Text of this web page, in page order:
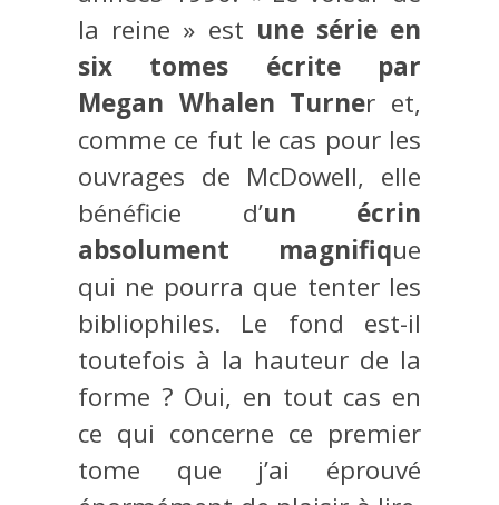
la reine » est une série en
six tomes écrite par
Megan Whalen Turner et,
comme ce fut le cas pour les
ouvrages de McDowell, elle
bénéficie d’un écrin
absolument magnifique
qui ne pourra que tenter les
bibliophiles. Le fond est-il
toutefois à la hauteur de la
forme ? Oui, en tout cas en
ce qui concerne ce premier
tome que j’ai éprouvé